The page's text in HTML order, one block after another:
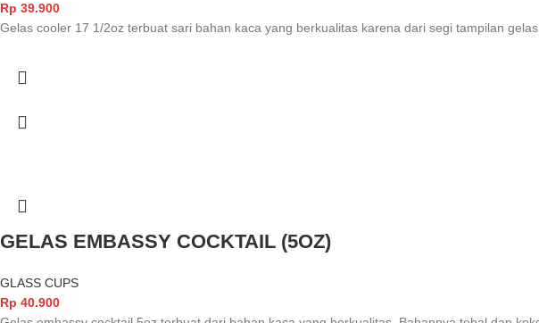
Rp 39.900
Gelas cooler 17 1/2oz terbuat sari bahan kaca yang berkualitas karena dari segi tampilan
GELAS EMBASSY COCKTAIL (5OZ)
GLASS CUPS
Rp 40.900